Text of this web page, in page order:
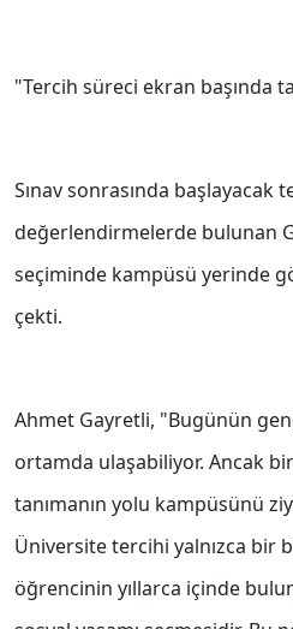
"Tercih süreci ekran başında
Sınav sonrasında
değerlendirmelerde bulunan
seçiminde kampüsü yerinde
çekti.
Ahmet Gayretli, "Bugünün
ortamda ulaşabiliyor. Ancak
tanımanın yolu kampüsünü
Üniversite tercihi yalnızca bir
öğrencinin yıllarca içinde